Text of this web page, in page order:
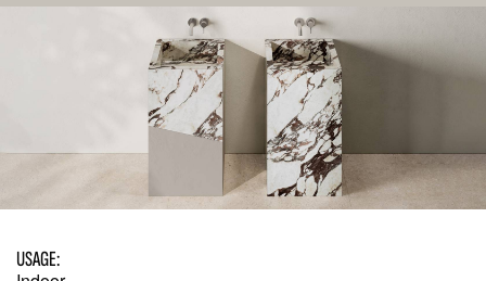
USAGE: